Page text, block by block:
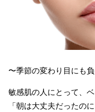
〜季節の変わり目にも
敏感肌の人にとって、
「朝は大丈夫だったの